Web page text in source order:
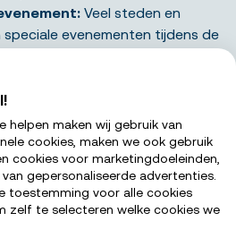
Veel steden en
evenementen tijdens de
stedentrip, bezoek een
naar de dierentuin.
frisse voorjaarswandeling.
bloemen, het geluid van vogels
van nieuw leven.
Ga samen knutselen: eieren
maken of paaskoekjes
helpen maken wij gebruik van
cookies, maken we ook gebruik
cookies voor marketingdoeleinden,
gepersonaliseerde advertenties.
toestemming voor alle cookies
zelf te selecteren welke cookies we